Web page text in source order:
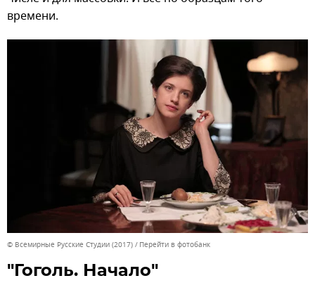
времени.
© Всемирные Русские Студии (2017) Перейти в фотобанк
"Гоголь. Начало"